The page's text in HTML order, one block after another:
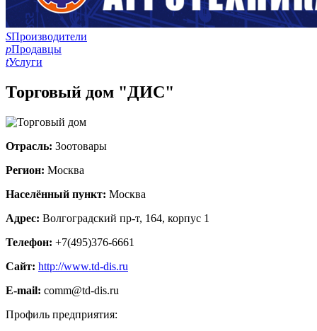
SПроизводители
pПродавцы
tУслуги
Торговый дом "ДИС"
Отрасль: Зоотовары
Регион: Москва
Населённый пункт: Москва
Адрес: Волгоградский пр-т, 164, корпус 1
Телефон: +7(495)376-6661
Сайт: http://www.td-dis.ru
E-mail: comm@td-dis.ru
Профиль предприятия: